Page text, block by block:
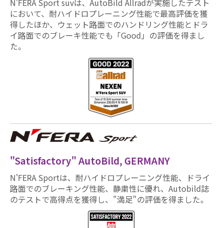
N'FERA Sport suvは、AutoBild Allradが実施したテスト
において、耐ハイドロプレーニング性能で最高評価を獲
得したほか、ウェット路面でのハンドリング性能とドラ
イ路面でのブレーキ性能でも「Good」の評価を得まし
た。
"Satisfactory" AutoBild, GERMANY
N'FERA Sportは、耐ハイドロプレーニング性能、ドライ
路面でのブレーキング性能、静粛性に優れ、Autobild誌
のテストで高得点を獲得し、"満足"の評価を得ました。